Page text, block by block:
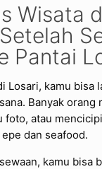
Wisata
Pantai
Losari, kamu bisa
Banyak orang
foto, atau
dan seafood.
kamu bisa